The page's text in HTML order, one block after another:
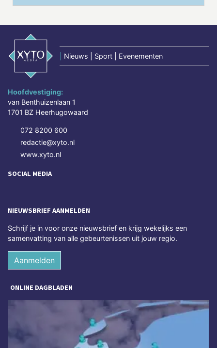
Nieuws | Sport | Evenementen
Hoofdvestiging:
van Benthuizenlaan 1
1701 BZ Heerhugowaard
072 8200 600
redactie@xyto.nl
www.xyto.nl
SOCIAL MEDIA
NIEUWSBRIEF AANMELDEN
Schrijf je in voor onze nieuwsbrief en krijg wekelijks een
samenvatting van alle gebeurtenissen uit jouw regio.
Aanmelden
ONLINE DAGBLADEN